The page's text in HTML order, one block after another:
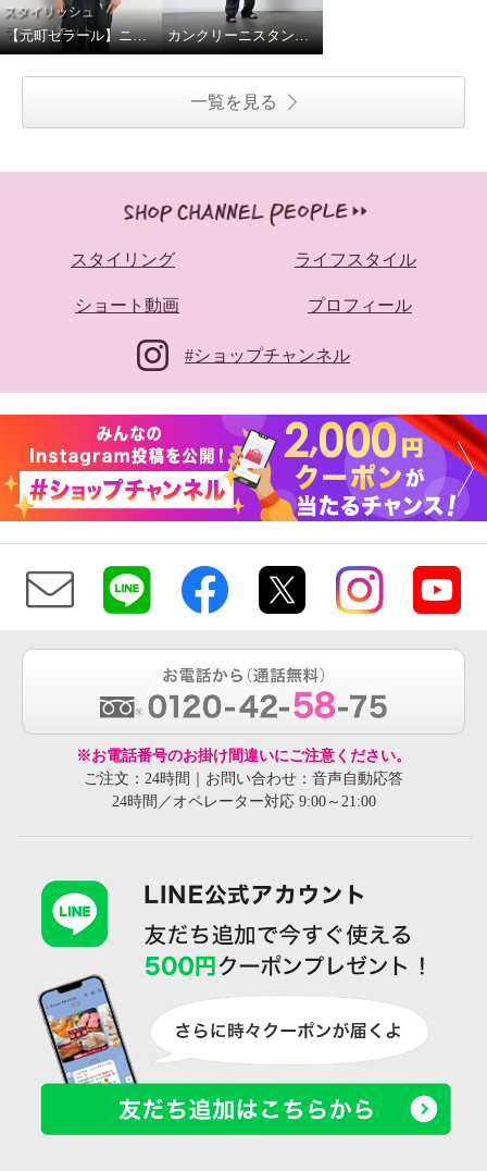
【元町ゼラール】ニュージーランドラムスタンドジャケット カンクリーニスタンドカラーシャツ
一覧を見る
スタイリング ライフスタイル
ショート動画 プロフィール
#ショップチャンネル
※お電話番号のお掛け間違いにご注意ください。
ご注文：24時間｜お問い合わせ：音声自動応答
24時間／オペレーター対応 9:00～21:00